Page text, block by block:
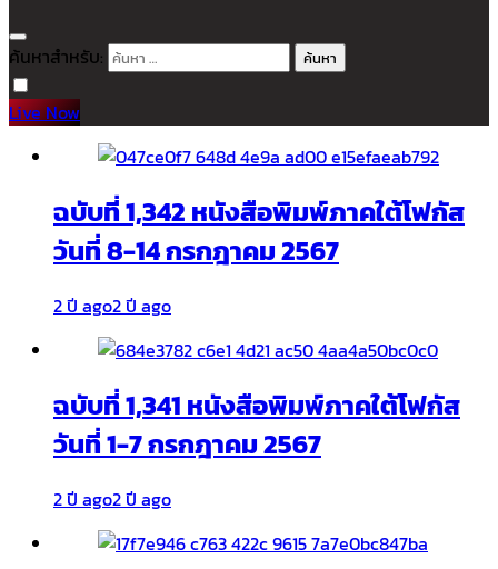
ค้นหาสำหรับ:
Live Now
ฉบับที่ 1,342 หนังสือพิมพ์ภาคใต้โฟกัส
วันที่ 8-14 กรกฎาคม 2567
2 ปี ago2 ปี ago
ฉบับที่ 1,341 หนังสือพิมพ์ภาคใต้โฟกัส
วันที่ 1-7 กรกฎาคม 2567
2 ปี ago2 ปี ago